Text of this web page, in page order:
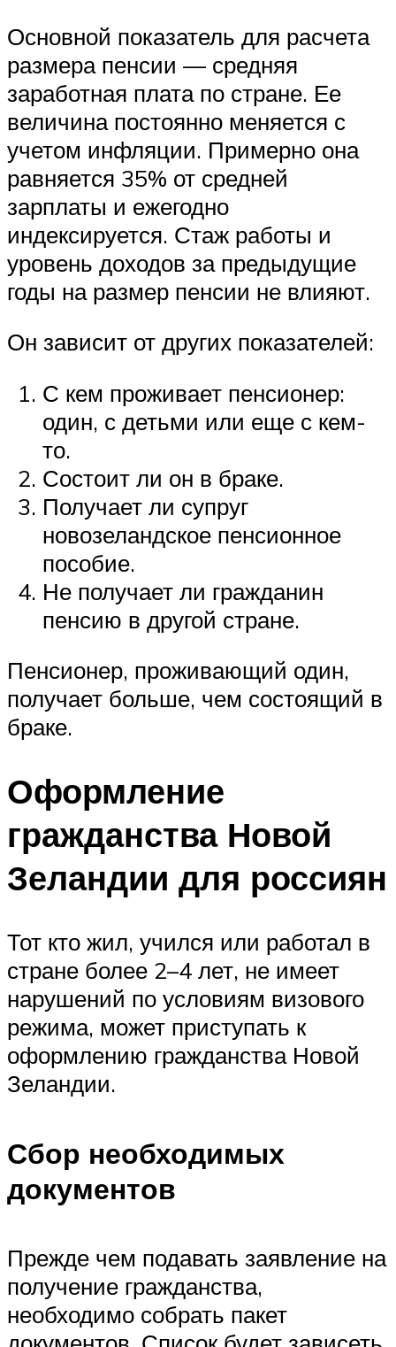
Основной показатель для расчета
размера пенсии — средняя
заработная плата по стране. Ее
величина постоянно меняется с
учетом инфляции. Примерно она
равняется 35% от средней
зарплаты и ежегодно
индексируется. Стаж работы и
уровень доходов за предыдущие
годы на размер пенсии не влияют.
Он зависит от других показателей:
С кем проживает пенсионер:
один, с детьми или еще с кем-
то.
Состоит ли он в браке.
Получает ли супруг
новозеландское пенсионное
пособие.
Не получает ли гражданин
пенсию в другой стране.
Пенсионер, проживающий один,
получает больше, чем состоящий в
браке.
Оформление
гражданства Новой
Зеландии для россиян
Тот кто жил, учился или работал в
стране более 2–4 лет, не имеет
нарушений по условиям визового
режима, может приступать к
оформлению гражданства Новой
Зеландии.
Сбор необходимых
документов
Прежде чем подавать заявление на
получение гражданства,
необходимо собрать пакет